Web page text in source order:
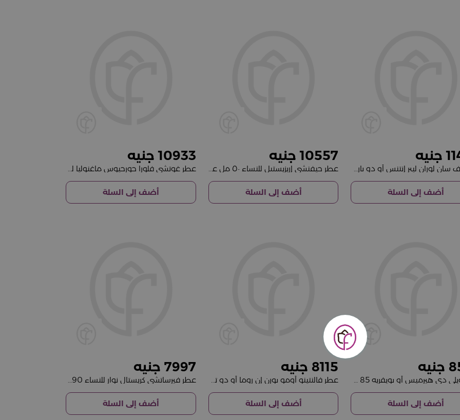
عطر إيف سان لوران ليبر إنتنس أو دو بارفان
أضف إلى السلة
10557
عطر جيفنشي إريزيستبل للنساء ٥٠ مل عطر أو دو بارفان
أضف إلى السلة
10933
عطر غوتشي فلورا جورجيوس ماغنوليا للنساء ١٠٠ مل
أضف إلى السلة
أضف إلى السلة
8115
أضف إلى السلة
7997
أضف إلى السلة